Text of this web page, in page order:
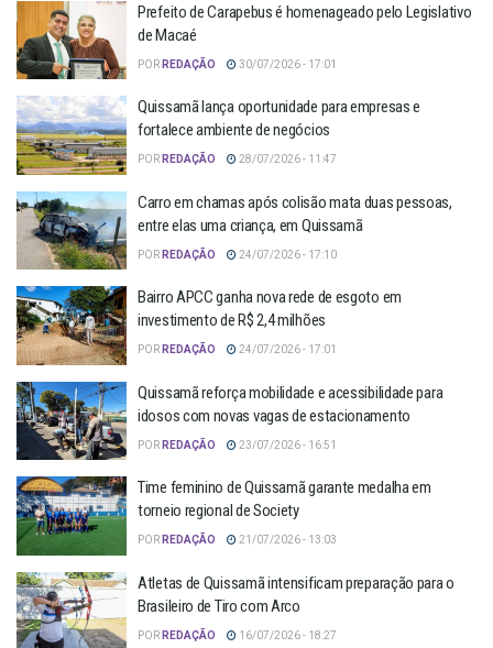
Prefeito de Carapebus é homenageado pelo Legislativo
de Macaé
POR REDAÇÃO 30/07/2026 - 17:01
Quissamã lança oportunidade para empresas e
fortalece ambiente de negócios
POR REDAÇÃO 28/07/2026 - 11:47
Carro em chamas após colisão mata duas pessoas,
entre elas uma criança, em Quissamã
POR REDAÇÃO 24/07/2026 - 17:10
Bairro APCC ganha nova rede de esgoto em
investimento de R$ 2,4 milhões
POR REDAÇÃO 24/07/2026 - 17:01
Quissamã reforça mobilidade e acessibilidade para
idosos com novas vagas de estacionamento
POR REDAÇÃO 23/07/2026 - 16:51
Time feminino de Quissamã garante medalha em
torneio regional de Society
POR REDAÇÃO 21/07/2026 - 13:03
Atletas de Quissamã intensificam preparação para o
Brasileiro de Tiro com Arco
POR REDAÇÃO 16/07/2026 - 18:27